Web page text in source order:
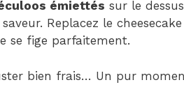
émiettés sur le
Replacez le
se fige parfaitement.
bien frais… Un pur